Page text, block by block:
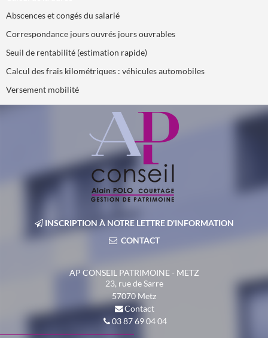
Abscences et congés du salarié
Correspondance jours ouvrés jours ouvrables
Seuil de rentabilité (estimation rapide)
Calcul des frais kilométriques : véhicules automobiles
Versement mobilité
INSCRIPTION À NOTRE LETTRE D'INFORMATION
CONTACT
AP CONSEIL PATRIMOINE - METZ
23, rue de Sarre
57070Metz
Contact
03 87 69 04 04